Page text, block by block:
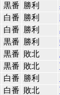
黒番 勝利
白番 勝利
白番 勝利
黒番 勝利
黒番 敗北
黒番 敗北
白番 勝利
白番 敗北